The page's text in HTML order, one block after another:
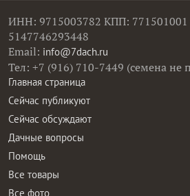
ИНН: 9715003782 КПП:
5147746293448
Email: info@7dach.ru
Тел: +7 (916) 710-7449 (семена не
Главная страница
Сейчас публикуют
Сейчас обсуждают
Дачные вопросы
Помощь
Все товары
Все фото